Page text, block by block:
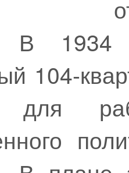
В 1934
104-
для